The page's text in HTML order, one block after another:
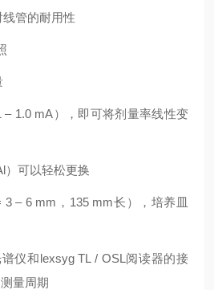
管的耐用性
– 1.0 mA），即可将剂量率线性变
）可以轻松更换
– 6 mm，135 mm长），培养皿
仪和lexsyg TL / OSL阅读器的接
量周期